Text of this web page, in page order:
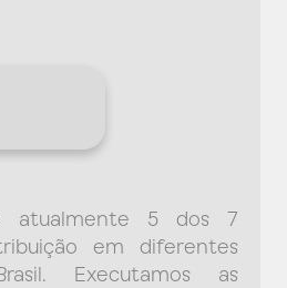
atualmente 5 dos 7
em diferentes
Executamos as